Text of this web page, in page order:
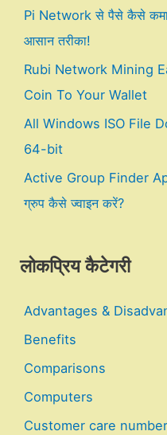
Pi Network से पैसे कैसे
आसान तरीका!
Rubi Network Mining
Coin To Your Wallet
All Windows ISO File
64-bit
Active Group Finder
ग्रुप कैसे ज्वाइन करें?
लोकप्रिय कैटेगरी
Advantages &
Benefits
Comparisons
Computers
Customer care number